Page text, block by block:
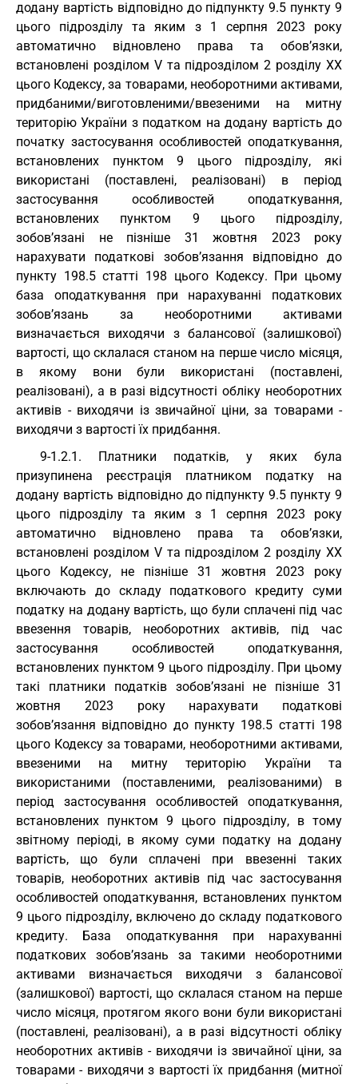
додану вартість відповідно до підпункту 9.5 пункту 9
цього підрозділу та яким з 1 серпня 2023 року
автоматично відновлено права та обов’язки,
встановлені розділом V та підрозділом 2 розділу XX
цього Кодексу, за товарами, необоротними активами,
придбаними/виготовленими/ввезеними на митну
територію України з податком на додану вартість до
початку застосування особливостей оподаткування,
встановлених пунктом 9 цього підрозділу, які
використані (поставлені, реалізовані) в період
застосування особливостей оподаткування,
встановлених пунктом 9 цього підрозділу,
зобов’язані не пізніше 31 жовтня 2023 року
нарахувати податкові зобов’язання відповідно до
пункту 198.5 статті 198 цього Кодексу. При цьому
база оподаткування при нарахуванні податкових
зобов’язань за необоротними активами
визначається виходячи з балансової (залишкової)
вартості, що склалася станом на перше число місяця,
в якому вони були використані (поставлені,
реалізовані), а в разі відсутності обліку необоротних
активів - виходячи із звичайної ціни, за товарами -
виходячи з вартості їх придбання.
9-1.2.1. Платники податків, у яких була
призупинена реєстрація платником податку на
додану вартість відповідно до підпункту 9.5 пункту 9
цього підрозділу та яким з 1 серпня 2023 року
автоматично відновлено права та обов’язки,
встановлені розділом V та підрозділом 2 розділу XX
цього Кодексу, не пізніше 31 жовтня 2023 року
включають до складу податкового кредиту суми
податку на додану вартість, що були сплачені під час
ввезення товарів, необоротних активів, під час
застосування особливостей оподаткування,
встановлених пунктом 9 цього підрозділу. При цьому
такі платники податків зобов’язані не пізніше 31
жовтня 2023 року нарахувати податкові
зобов’язання відповідно до пункту 198.5 статті 198
цього Кодексу за товарами, необоротними активами,
ввезеними на митну територію України та
використаними (поставленими, реалізованими) в
період застосування особливостей оподаткування,
встановлених пунктом 9 цього підрозділу, в тому
звітному періоді, в якому суми податку на додану
вартість, що були сплачені при ввезенні таких
товарів, необоротних активів під час застосування
особливостей оподаткування, встановлених пунктом
9 цього підрозділу, включено до складу податкового
кредиту. База оподаткування при нарахуванні
податкових зобов’язань за такими необоротними
активами визначається виходячи з балансової
(залишкової) вартості, що склалася станом на перше
число місяця, протягом якого вони були використані
(поставлені, реалізовані), а в разі відсутності обліку
необоротних активів - виходячи із звичайної ціни, за
товарами - виходячи з вартості їх придбання (митної